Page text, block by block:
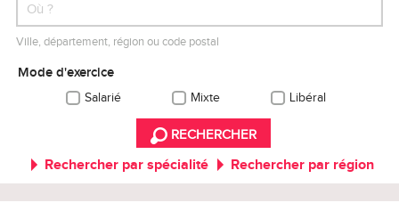
Ville, département, région ou code postal
Mode d'exercice
Salarié Mixte Libéral
RECHERCHER
Rechercher par spécialité Rechercher par région